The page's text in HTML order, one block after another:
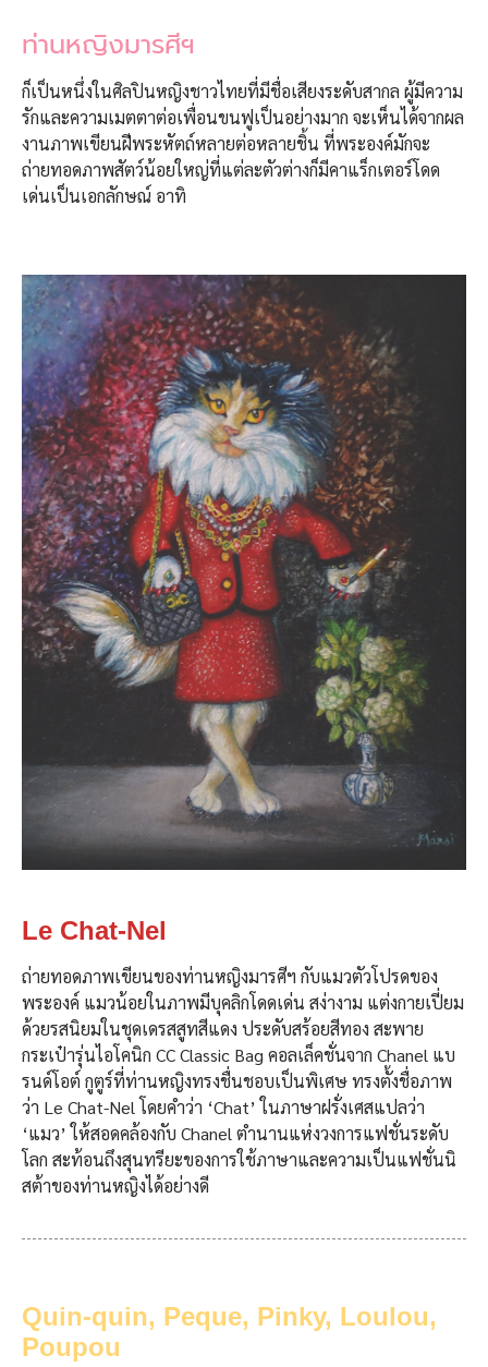
ท่านหญิงมารศีฯ
ก็เป็นหนึ่งในศิลปินหญิงชาวไทยที่มีชื่อเสียงระดับสากล ผู้มีความ
รักและความเมตตาต่อเพื่อนขนฟูเป็นอย่างมาก จะเห็นได้จากผล
งานภาพเขียนฝีพระหัตถ์หลายต่อหลายชิ้น ที่พระองค์มักจะ
ถ่ายทอดภาพสัตว์น้อยใหญ่ที่แต่ละตัวต่างก็มีคาแร็กเตอร์โดด
เด่นเป็นเอกลักษณ์ อาทิ
Le Chat-Nel
ถ่ายทอดภาพเขียนของท่านหญิงมารศีฯ กับแมวตัวโปรดของ
พระองค์ แมวน้อยในภาพมีบุคลิกโดดเด่น สง่างาม แต่งกายเปี่ยม
ด้วยรสนิยมในชุดเดรสสูทสีแดง ประดับสร้อยสีทอง สะพาย
กระเป๋ารุ่นไอโคนิก CC Classic Bag คอลเล็คชั่นจาก Chanel แบ
รนด์โอต์ กูตูร์ที่ท่านหญิงทรงชื่นชอบเป็นพิเศษ ทรงตั้งชื่อภาพ
ว่า Le Chat-Nel โดยคำว่า ‘Chat’ ในภาษาฝรั่งเศสแปลว่า
‘แมว’ ให้สอดคล้องกับ Chanel ตำนานแห่งวงการแฟชั่นระดับ
โลก สะท้อนถึงสุนทรียะของการใช้ภาษาและความเป็นแฟชั่นนิ
สต้าของท่านหญิงได้อย่างดี
Quin-quin, Peque, Pinky, Loulou,
Poupou